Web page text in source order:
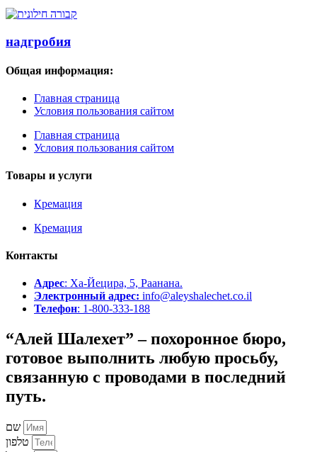
надгробия
Общая информация:
Главная страница
Условия пользования сайтом
Главная страница
Условия пользования сайтом
Товары и услуги
Кремация
Кремация
Контакты
Адрес: Ха-Йецира, 5, Раанана.
Электронный адрес: info@aleyshalechet.co.il
Телефон: 1-800-333-188
“Алей Шалехет” – похоронное бюро,
готовое выполнить любую просьбу,
связанную с проводами в последний
путь.